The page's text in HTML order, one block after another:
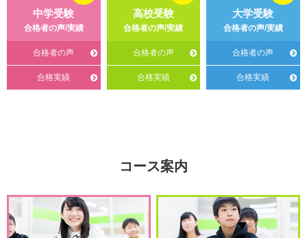
中学受験
合格者の声/実績
合格者の声
合格実績
高校受験
合格者の声/実績
合格者の声
合格実績
大学受験
合格者の声/実績
合格者の声
合格実績
コース案内